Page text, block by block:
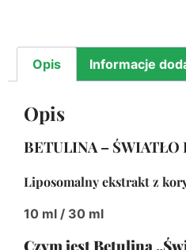
Opis Informacje
Opis
BETULINA – ŚWIATŁO
Liposomalny ekstrakt z
10 ml / 30 ml
Czym jest Betulina